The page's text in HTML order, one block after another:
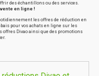
des échantillons ou des services.
en ligne !
les offres de réduction en
pour vos achats en ligne sur les
offres Divao ainsi que des promotions